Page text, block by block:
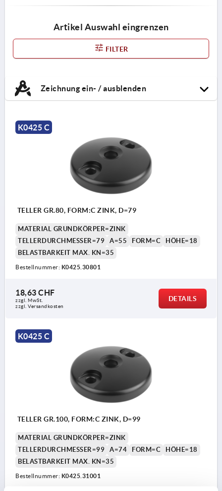
Artikel Auswahl eingrenzen
FILTER
Zeichnung ein- / ausblenden
K0425 C
TELLER GR.80, FORM:C ZINK, D=79
MATERIAL GRUNDKÖRPER=ZINK
TELLERDURCHMESSER=79
A=55 FORM=C
HÖHE=18
BELASTBARKEIT MAX. KN=35
Bestellnummer: K0425.30801
18,63 CHF
zzgl. MwSt.
zzgl. Versandkosten
DETAILS
K0425 C
TELLER GR.100, FORM:C ZINK, D=99
MATERIAL GRUNDKÖRPER=ZINK
TELLERDURCHMESSER=99
A=74 FORM=C
HÖHE=18
BELASTBARKEIT MAX. KN=35
Bestellnummer: K0425.31001